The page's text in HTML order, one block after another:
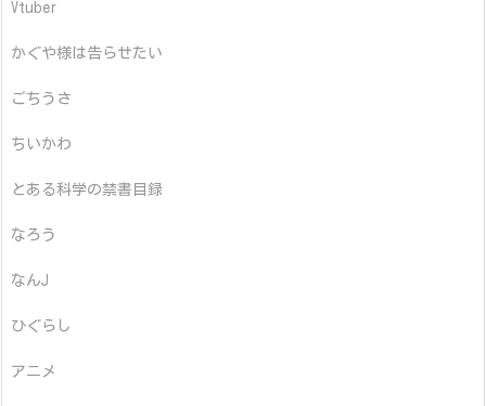
Vtuber
かぐや様は告らせたい
ごちうさ
ちいかわ
とある科学の禁書目録
なろう
なんJ
ひぐらし
アニメ